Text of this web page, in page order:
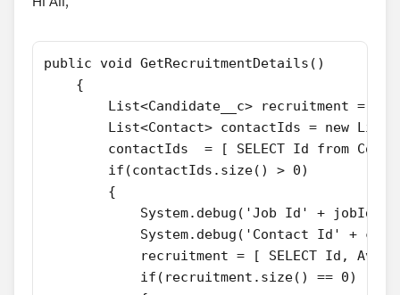
public void GetRecruitmentDetails()
    {
List<Candidate__c> recruitment =
List<Contact> contactIds = new
contactIds  = [ SELECT Id from
        if(contactIds.size() > 0)
        {
            System.debug('Job Id' + jobId);
System.debug('Contact Id' +
recruitment = [ SELECT Id,
            if(recruitment.size() == 0)